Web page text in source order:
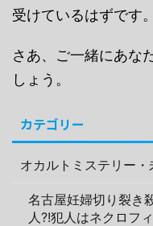
受けているはずです。
さあ、ご一緒にあな
しょう。
カテゴリー
オカルトミステリー
名古屋妊婦切り裂き
人?!犯人はネクロフ